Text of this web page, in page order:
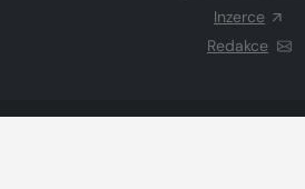
Inzerce
Redakce